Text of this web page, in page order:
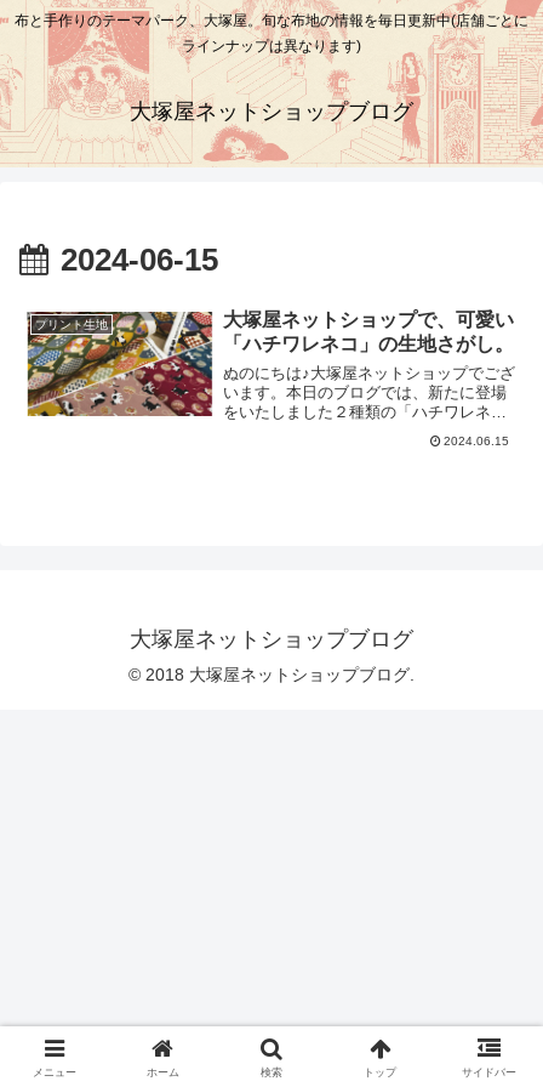
布と手作りのテーマパーク、大塚屋。旬な布地の情報を毎日更新中(店舗ごとに
ラインナップは異なります)
大塚屋ネットショップブログ
2024-06-15
プリント生地
大塚屋ネットショップで、可愛い
「ハチワレネコ」の生地さがし。
ぬのにちは♪大塚屋ネットショップでござ
います。本日のブログでは、新たに登場
をいたしました２種類の「ハチワレネ
コ」の布地をご覧いただきたいと思いま
す。「ハチワレネコ」とは、おでこのと
た毬で、可愛く遊ぶハチワレニャンコで
すシンプルなタッチでえがかれています
が、ネコそれぞれのしぐさは本物のネコ
のようです♪大塚屋ネッ
2024.06.15
大塚屋ネットショップブログ
© 2018 大塚屋ネットショップブログ.
メニュー ホーム 検索 トップ サイドバー